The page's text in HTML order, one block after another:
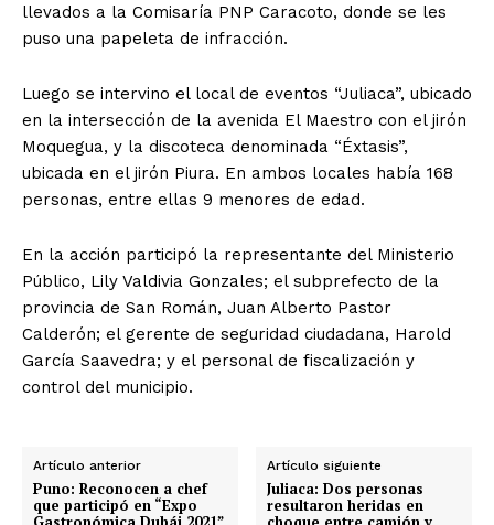
llevados a la Comisaría PNP Caracoto, donde se les
puso una papeleta de infracción.
Luego se intervino el local de eventos “Juliaca”, ubicado
en la intersección de la avenida El Maestro con el jirón
Moquegua, y la discoteca denominada “Éxtasis”,
ubicada en el jirón Piura. En ambos locales había 168
personas, entre ellas 9 menores de edad.
En la acción participó la representante del Ministerio
Público, Lily Valdivia Gonzales; el subprefecto de la
provincia de San Román, Juan Alberto Pastor
Calderón; el gerente de seguridad ciudadana, Harold
García Saavedra; y el personal de fiscalización y
control del municipio.
Artículo anterior
Puno: Reconocen a chef
que participó en “Expo
Artículo siguiente
Juliaca: Dos personas
resultaron heridas en